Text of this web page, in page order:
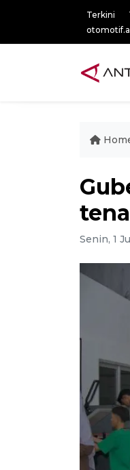
Terkini
Senin, 1